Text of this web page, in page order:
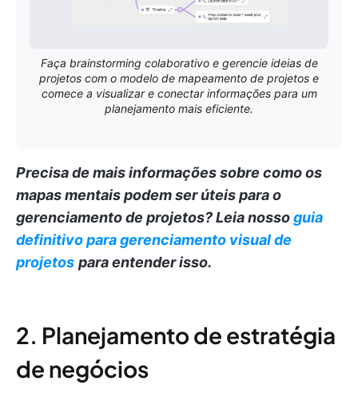
Faça brainstorming colaborativo e gerencie ideias de
projetos com o modelo de mapeamento de projetos e
comece a visualizar e conectar informações para um
planejamento mais eficiente.
Precisa de mais informações sobre como os
mapas mentais podem ser úteis para o
gerenciamento de projetos?Leia nossoguia
definitivo para gerenciamento visual de
projetos para entender isso.
2. Planejamento de estratégia
de negócios